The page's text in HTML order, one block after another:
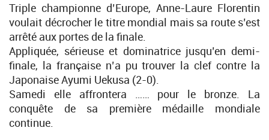
Triple championne d’Europe, Anne-Laure Florentin
voulait décrocher le titre mondial mais sa route s’est
arrêté aux portes de la finale.
Appliquée, sérieuse et dominatrice jusqu’en demi-
finale, la française n’a pu trouver la clef contre la
Japonaise Ayumi Uekusa (2-0).
Samedi elle affrontera …… pour le bronze. La
conquête de sa première médaille mondiale
continue.